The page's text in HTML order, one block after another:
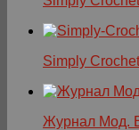
Simply
Журнал Мод.